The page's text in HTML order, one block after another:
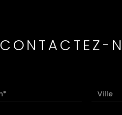
CONTACTEZ-